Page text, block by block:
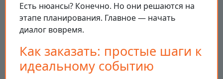
Есть нюансы? Конечно. Но они решаются на
этапе планирования. Главное — начать
диалог вовремя.
Как заказать: простые шаги к
идеальному событию